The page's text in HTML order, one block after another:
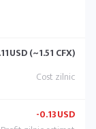
USD (~1.51 CFX)
-0.13USD